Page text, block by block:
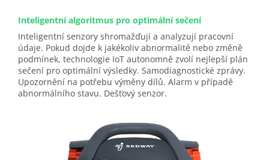
Inteligentní algoritmus pro optimální sečení
Inteligentní senzory shromažďují a analyzují pracovní
údaje. Pokud dojde k jakékoliv abnormalitě nebo změně
podmínek, technologie IoT autonomně zvolí nejlepší plán
sečení pro optimální výsledky. Samodiagnostické zprávy.
Upozornění na potřebu výměny dílů. Alarm v případě
abnormálního stavu. Dešťový senzor.